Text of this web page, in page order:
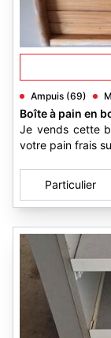
Ampuis (69)
Boîte à pain en
Je vends cette
votre pain frais
Particulier